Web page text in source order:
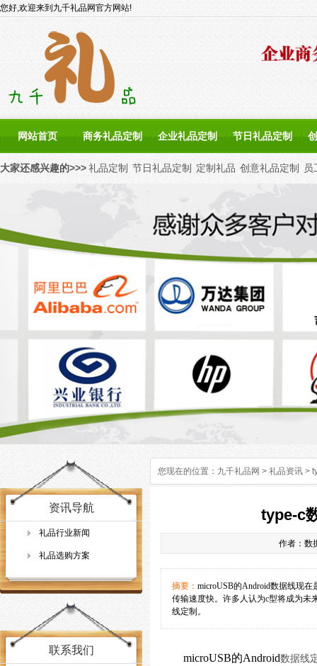
网站首页 商务礼品定制 企业礼品定制 节日礼品定制
您好,欢迎来到九千礼品网官方网站!
大家还感兴趣的>>>礼品定制 节日礼品定制 定制礼品 创意礼品定制 员
您现在的位置： 九千礼品网 > 礼品资讯 >
资讯导航
礼品行业新闻
礼品选购方案
联系我们
type-c
作者：
摘要： microUSB的Android数据线现
传输速度快。许多人认为c型将成为未
线定制。
microUSB的Android数据线